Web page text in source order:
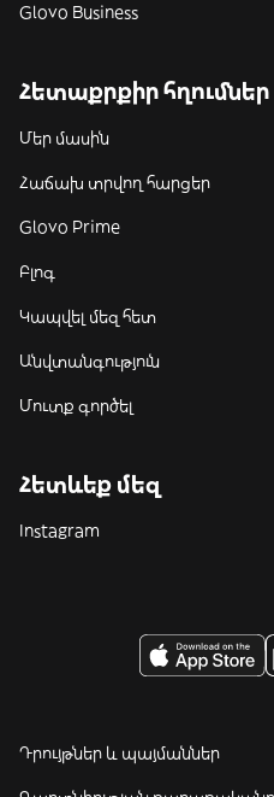
Glovo Business
Հետաքրքիր հղումներ
Մեր մասին
Հաճախ տրվող հարցեր
Glovo Prime
Բլոգ
Կապվել մեզ հետ
Անվտանգություն
Մուտք գործել
Հետևեք մեզ
Instagram
Դրույթներ և պայմաններ